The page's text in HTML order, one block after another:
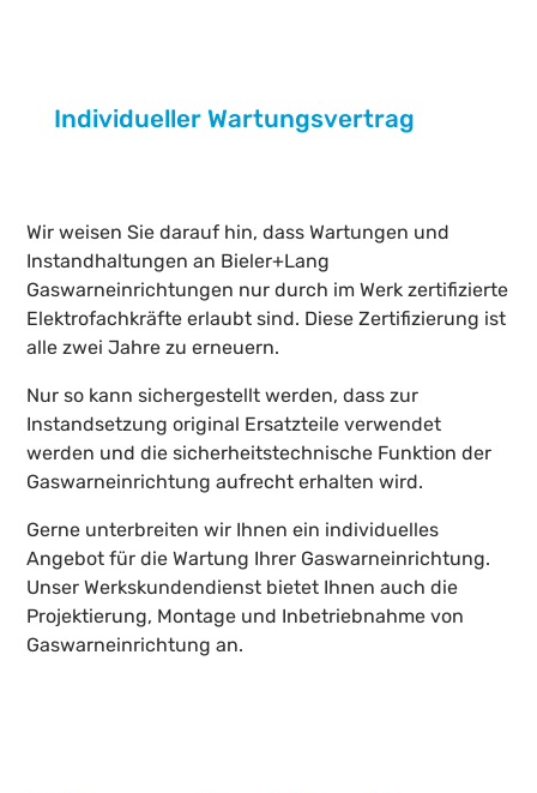
Individueller Wartungsvertrag
Wir weisen Sie darauf hin, dass Wartungen und
Instandhaltungen an Bieler+Lang
Gaswarneinrichtungen nur durch im Werk zertifizierte
Elektrofachkräfte erlaubt sind. Diese Zertifizierung ist
alle zwei Jahre zu erneuern.
Nur so kann sichergestellt werden, dass zur
Instandsetzung original Ersatzteile verwendet
werden und die sicherheitstechnische Funktion der
Gaswarneinrichtung aufrecht erhalten wird.
Gerne unterbreiten wir Ihnen ein individuelles
Angebot für die Wartung Ihrer Gaswarneinrichtung.
Unser Werkskundendienst bietet Ihnen auch die
Projektierung, Montage und Inbetriebnahme von
Gaswarneinrichtung an.